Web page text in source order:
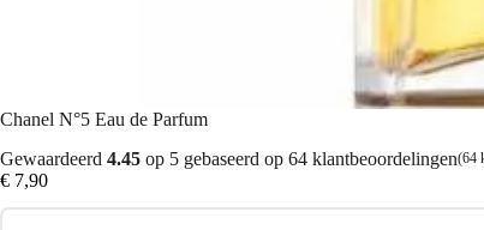
Chanel N°5 Eau de Parfum
Gewaardeerd 4.45 op 5 gebaseerd op 64 klantbeoordelingen(64
€ 7,90